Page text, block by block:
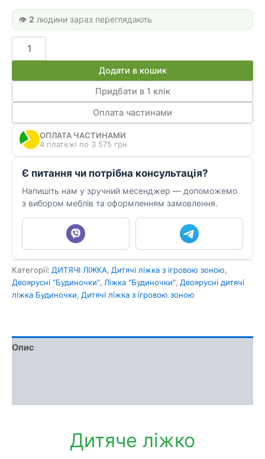
👁️ 2 людини зараз переглядають
ліжко
з
зоною
2
кількість
Додати в кошик
Придбати в 1 клік
Оплата частинами
ОПЛАТА ЧАСТИНАМИ
4 платежі по 3 575 грн
Є питання чи потрібна консультація?
Напишіть нам у зручний месенджер — допоможемо
з вибором меблів та оформленням замовлення.
Категорії: ДИТЯЧІ ЛІЖКА, Дитячі ліжка з ігровою зоною,
Двоярусні “Будиночки”, Ліжка "Будиночки", Двоярусні дитячі
ліжка Будиночки, Дитячі ліжка з ігровою зоною
Опис
Дитяче ліжко